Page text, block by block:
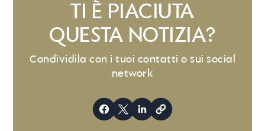
TI È PIACIUTA
QUESTA NOTIZIA?
Condividila con i tuoi contatti o sui social
network